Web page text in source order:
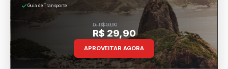
Guia de Transporte
De R$ 59,90
R$ 29,90
APROVEITAR AGORA